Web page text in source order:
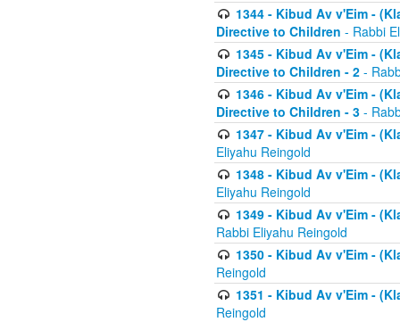
1344 - Kibud Av v'Eim -
Directive to Children - Rabbi
1345 - Kibud Av v'Eim -
Directive to Children - 2 -
1346 - Kibud Av v'Eim -
Directive to Children - 3 -
1347 - Kibud Av v'Eim -
Eliyahu Reingold
1348 - Kibud Av v'Eim -
Eliyahu Reingold
1349 - Kibud Av v'Eim -
Rabbi Eliyahu Reingold
1350 - Kibud Av v'Eim -
Reingold
1351 - Kibud Av v'Eim -
Reingold